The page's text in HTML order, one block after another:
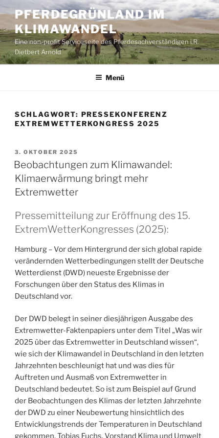
Inhalt
springen
PFERDEGRÜNLAND IM
KLIMAWANDEL
Eine non-profit Serviceseite des Pferdesachverständigen i.R.
Dietbert Arnold
Menü
SCHLAGWORT: PRESSEKONFERENZ
EXTREMWETTERKONGRESS 2025
VERÖFFENTLICHT
AM
3. OKTOBER 2025
Beobachtungen zum Klimawandel:
Klimaerwärmung bringt mehr
Extremwetter
Pressemitteilung zur Eröffnung des 15.
ExtremWetterKongresses (2025):
Hamburg – Vor dem Hintergrund der sich global rapide
verändernden Wetterbedingungen stellt der Deutsche
Wetterdienst (DWD) neueste Ergebnisse der
Forschungen über den Status des Klimas in
Deutschland vor.
Der DWD belegt in seiner diesjährigen Ausgabe des
Extremwetter-Faktenpapiers unter dem Titel „Was wir
2025 über das Extremwetter in Deutschland wissen“,
wie sich der Klimawandel in Deutschland in den letzten
Jahrzehnten beschleunigt hat und was dies für
Auftreten und Ausmaß von Extremwetter in
Deutschland bedeutet. So ist zum Beispiel auf Grund
der Beobachtungen des Klimas der letzten Jahrzehnte
der DWD zu einer Neubewertung hinsichtlich des
Entwicklungstrends der Temperaturen in Deutschland
gekommen. Tobias Fuchs, Vorstand Klima und Umwelt